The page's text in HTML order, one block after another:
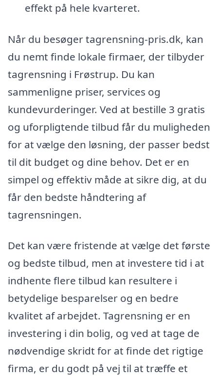
effekt på hele kvarteret.
Når du besøger tagrensning-pris.dk, kan
du nemt finde lokale firmaer, der tilbyder
tagrensning i Frøstrup. Du kan
sammenligne priser, services og
kundevurderinger. Ved at bestille 3 gratis
og uforpligtende tilbud får du muligheden
for at vælge den løsning, der passer bedst
til dit budget og dine behov. Det er en
simpel og effektiv måde at sikre dig, at du
får den bedste håndtering af
tagrensningen.
Det kan være fristende at vælge det første
og bedste tilbud, men at investere tid i at
indhente flere tilbud kan resultere i
betydelige besparelser og en bedre
kvalitet af arbejdet. Tagrensning er en
investering i din bolig, og ved at tage de
nødvendige skridt for at finde det rigtige
firma, er du godt på vej til at træffe et